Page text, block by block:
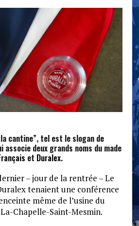
cantine”, tel est le slogan de
associe deux grands noms du made
s et Duralex.
– jour de la rentrée – Le
tenaient une conférence
même de l’usine du
Chapelle-Saint-Mesmin.